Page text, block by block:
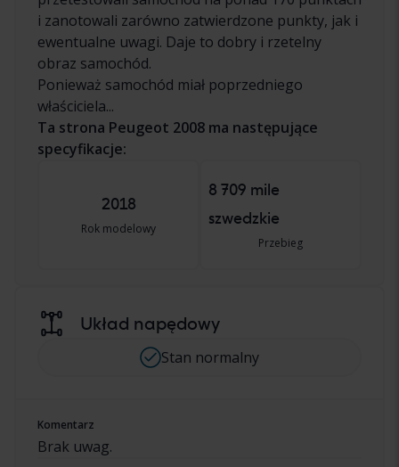
i zanotowali zarówno zatwierdzone punkty, jak i
ewentualne uwagi. Daje to dobry i rzetelny
obraz samochód.
Ponieważ samochód miał poprzedniego
właściciela...
Ta strona Peugeot 2008 ma następujące
specyfikacje:
2018
Rok modelowy
8 709 mile
szwedzkie
Przebieg
Układ napędowy
Stan normalny
Komentarz
Brak uwag.